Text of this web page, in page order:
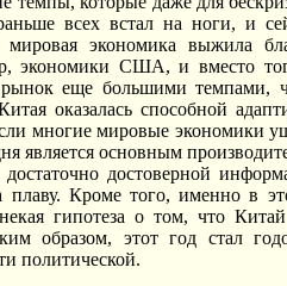
всех встал на ноги, и
мировая экономика выжила
экономики США, и вместо
рынок еще большими темпами,
оказалась способной
многие мировые экономики
является основным
достаточно достоверной
плаву. Кроме того, именно в
гипотеза о том, что
образом, этот год стал
политической.